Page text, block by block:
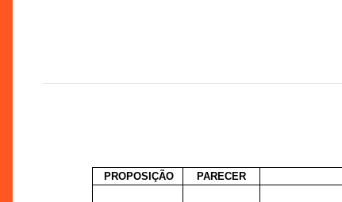
PROPOSIÇÃO PARECER